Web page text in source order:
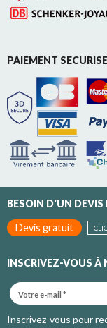
PAIEMENT SECURISE
BESOIN D'UN DEVIS
Devis gratuit
INSCRIVEZ-VOUS À
Inscrivez-vous pour